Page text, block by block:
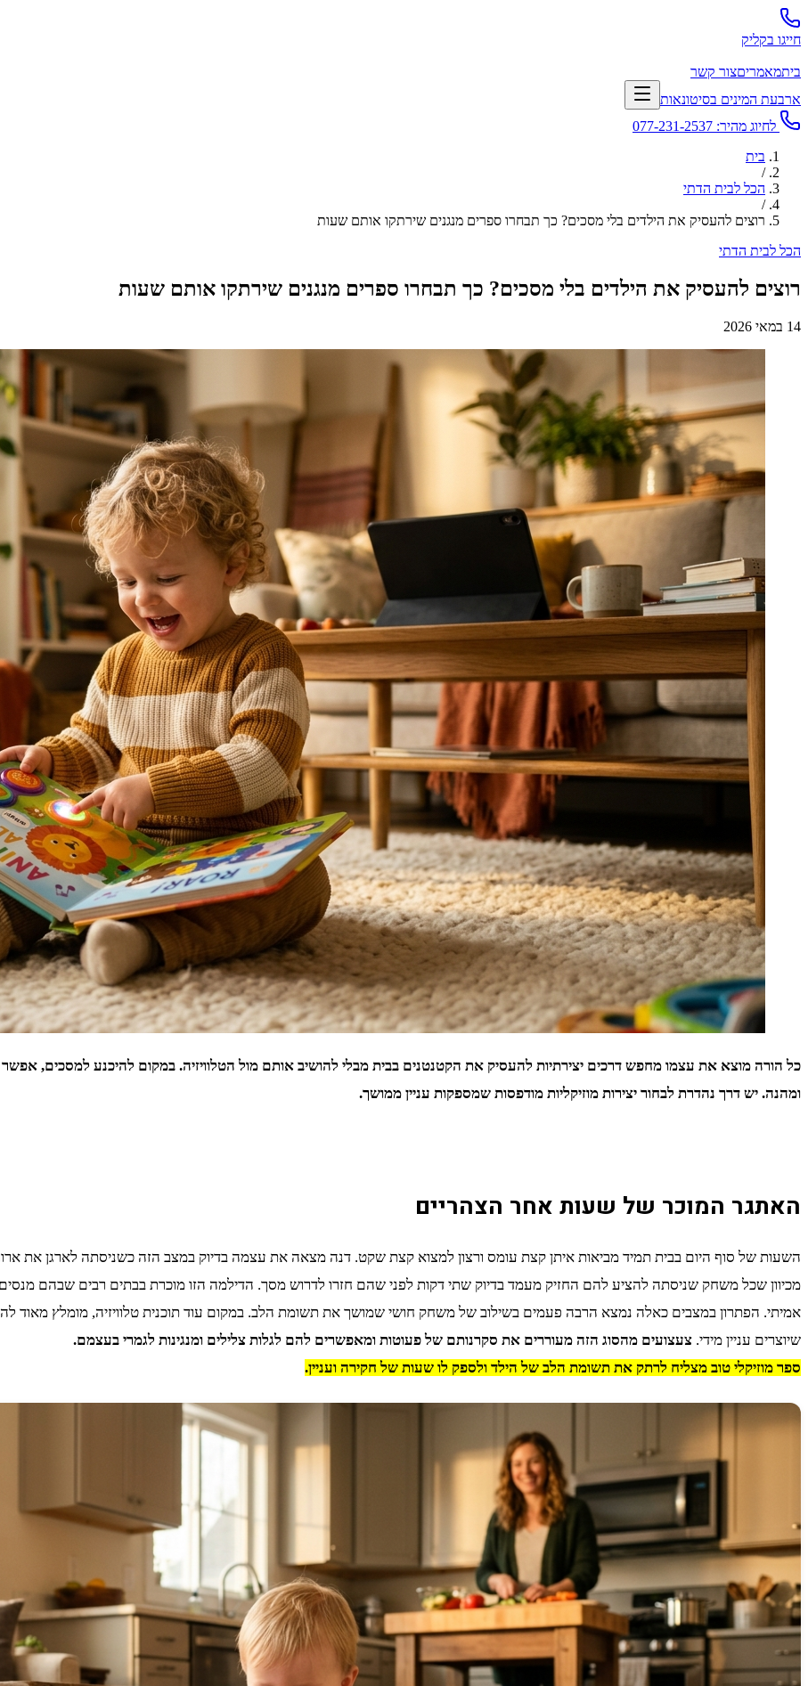
חייגו בקליק
ביתמאמריםצור קשר
ארבעת המינים בסיטונאות
לחיוג מהיר: 077-231-2537
בית
/
הכל לבית הדתי
/
רוצים להעסיק את הילדים בלי מסכים? כך תבחרו ספרים מנגנים שירתקו אותם שעות
הכל לבית הדתי
רוצים להעסיק את הילדים בלי מסכים? כך תבחרו ספרים מנגנים שירתקו אותם שעות
14 במאי 2026
כל הורה מוצא את עצמו מחפש דרכים יצירתיות להעסיק את הקטנטנים בבית מבלי להושיב אותם מול הטלוויזיה. במקום להיכנע למסכים,
ומהנה. יש דרך נהדרת לבחור יצירות מוזיקליות מודפסות שמספקות עניין ממושך.
האתגר המוכר של שעות אחר הצהריים
השעות של סוף היום בבית תמיד מביאות איתן קצת עומס ורצון למצוא קצת שקט. דנה מצאה את עצמה בדיוק במצב הזה כשניסתה לארגן את
מכיוון שכל משחק שניסתה להציע להם החזיק מעמד בדיוק שתי דקות לפני שהם חזרו לדרוש מסך. הדילמה הזו מוכרת בבתים רבים שבהם
אמיתי. הפתרון במצבים כאלה נמצא הרבה פעמים בשילוב של משחק חושי שמושך את תשומת הלב. במקום עוד תוכנית טלוויזיה, מומלץ מאוד
שיוצרים עניין מידי. צעצועים מהסוג הזה מעוררים את סקרנותם של פעוטות ומאפשרים להם לגלות צלילים ומנגינות לגמרי בעצמם.
ספר מוזיקלי טוב מצליח לרתק את תשומת הלב של הילד ולספק לו שעות של חקירה ועניין.